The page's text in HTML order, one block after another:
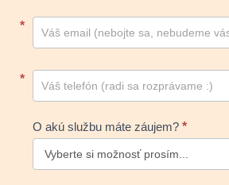
*
*
O akú službu máte záujem? *